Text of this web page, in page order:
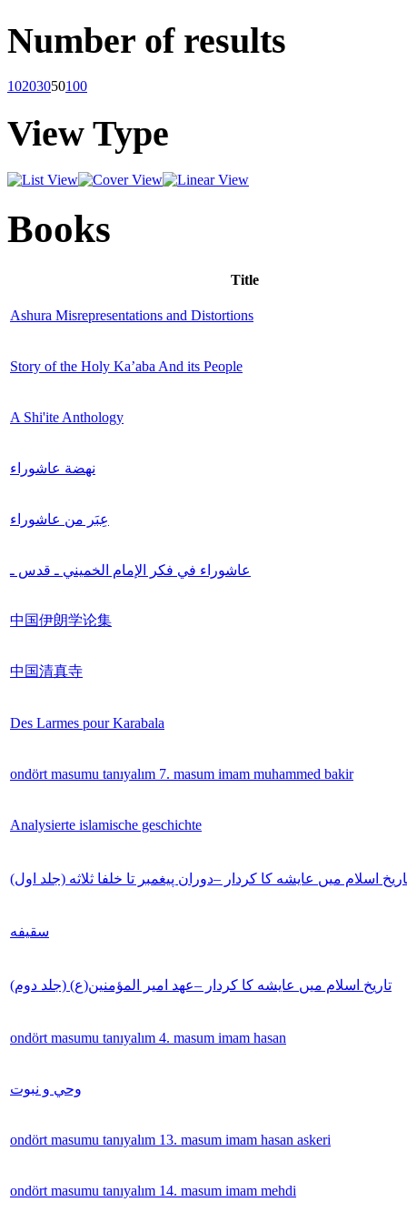
Number of results
10203050100
View Type
Books
Title
Ashura Misrepresentations and Distortions
Story of the Holy Ka’aba And its People
A Shi'ite Anthology
نهضة عاشوراء
عِبَر من عاشوراء
عاشوراء في فكر الإمام الخميني ـ قدس ـ
中国伊朗学论集
中国清真寺
Des Larmes pour Karabala
ondört masumu tanıyalım 7. masum imam muhammed bakir
Analysierte islamische geschichte
اسلام میں عايشه كا كردار –دوران پيغمبر تا خلفا ثلاثه (جلد اول)
سقيفه
تاريخ اسلام میں عايشه كا كردار –عهد امير المؤمنين(ع) (جلد دوم)
ondört masumu tanıyalım 4. masum imam hasan
وحي و نبوت
ondört masumu tanıyalım 13. masum imam hasan askeri
ondört masumu tanıyalım 14. masum imam mehdi